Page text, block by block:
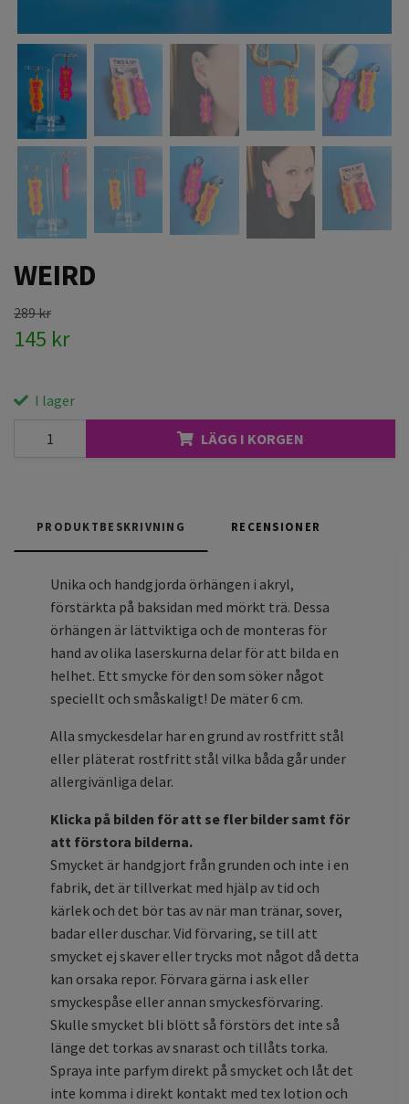
WEIRD
289 kr
145 kr
I lager
LÄGG I KORGEN
PRODUKTBESKRIVNING RECENSIONER
Unika och handgjorda örhängen i akryl,
förstärkta på baksidan med mörkt trä. Dessa
örhängen är lättviktiga och de monteras för
hand av olika laserskurna delar för att bilda en
helhet. Ett smycke för den som söker något
speciellt och småskaligt! De mäter 6 cm.
Alla smyckesdelar har en grund av rostfritt stål
eller pläterat rostfritt stål vilka båda går under
allergivänliga delar.
Klicka på bilden för att se fler bilder samt för
att förstora bilderna.
Smycket är handgjort från grunden och inte i en
fabrik, det är tillverkat med hjälp av tid och
kärlek och det bör tas av när man tränar, sover,
badar eller duschar. Vid förvaring, se till att
smycket ej skaver eller trycks mot något då detta
kan orsaka repor. Förvara gärna i ask eller
smyckespåse eller annan smyckesförvaring.
Skulle smycket bli blött så förstörs det inte så
länge det torkas av snarast och tillåts torka.
Spraya inte parfym direkt på smycket och låt det
inte komma i direkt kontakt med tex lotion och